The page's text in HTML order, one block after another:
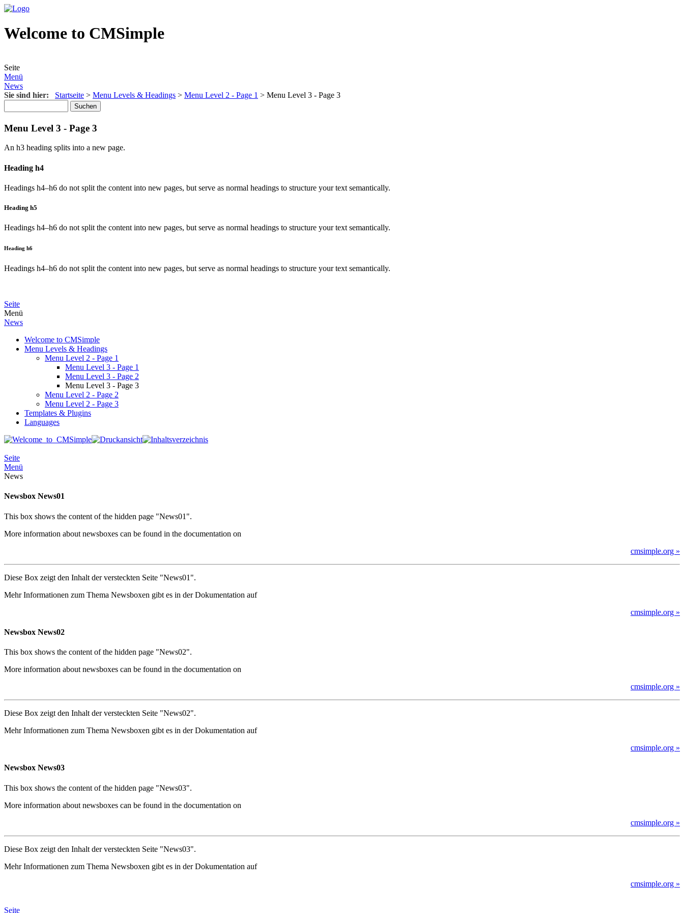
Welcome to CMSimple
Seite
Menü
News
Sie sind hier: Startseite > Menu Levels & Headings > Menu Level 2 - Page 1 > Menu Level 3 - Page 3
Menu Level 3 - Page 3
An h3 heading splits into a new page.
Heading h4
Headings h4–h6 do not split the content into new pages, but serve as normal headings to structure your text semantically.
Heading h5
Headings h4–h6 do not split the content into new pages, but serve as normal headings to structure your text semantically.
Heading h6
Headings h4–h6 do not split the content into new pages, but serve as normal headings to structure your text semantically.
Seite
Menü
News
Welcome to CMSimple
Menu Levels & Headings
Menu Level 2 - Page 1
Menu Level 3 - Page 1
Menu Level 3 - Page 2
Menu Level 3 - Page 3
Menu Level 2 - Page 2
Menu Level 2 - Page 3
Templates & Plugins
Languages
Seite
Menü
News
Newsbox News01
This box shows the content of the hidden page "News01".
More information about newsboxes can be found in the documentation on
cmsimple.org »
Diese Box zeigt den Inhalt der versteckten Seite "News01".
Mehr Informationen zum Thema Newsboxen gibt es in der Dokumentation auf
cmsimple.org »
Newsbox News02
This box shows the content of the hidden page "News02".
More information about newsboxes can be found in the documentation on
cmsimple.org »
Diese Box zeigt den Inhalt der versteckten Seite "News02".
Mehr Informationen zum Thema Newsboxen gibt es in der Dokumentation auf
cmsimple.org »
Newsbox News03
This box shows the content of the hidden page "News03".
More information about newsboxes can be found in the documentation on
cmsimple.org »
Diese Box zeigt den Inhalt der versteckten Seite "News03".
Mehr Informationen zum Thema Newsboxen gibt es in der Dokumentation auf
cmsimple.org »
Seite